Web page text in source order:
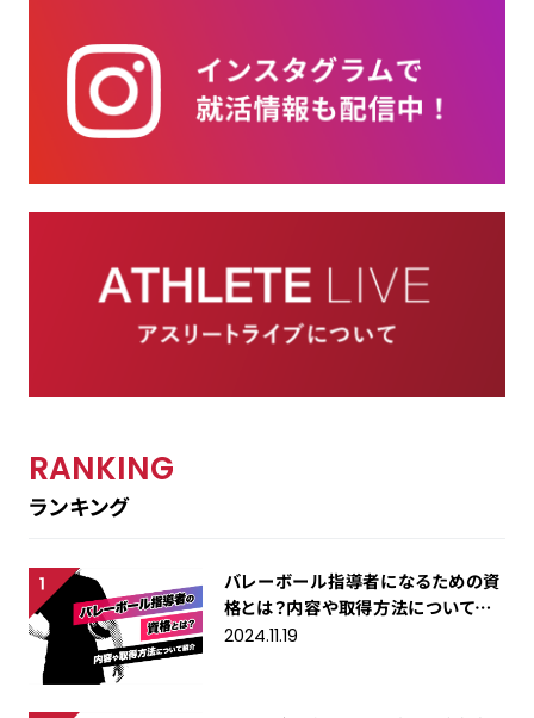
RANKING
ランキング
バレーボール指導者になるための資
格とは？内容や取得方法について紹
介
2024.11.19